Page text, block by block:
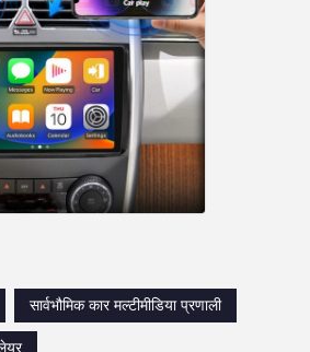
सार्वभौमिक कार मल्टीमीडिया प्रणाली